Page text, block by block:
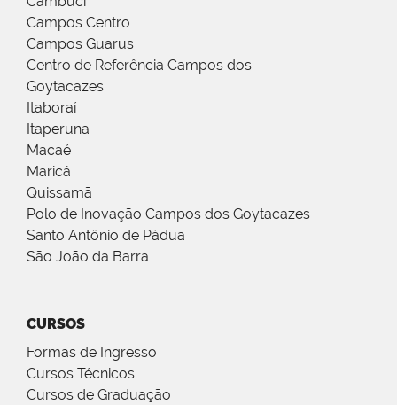
Campos Centro
Campos Guarus
Centro de Referência Campos dos
Goytacazes
Itaboraí
Itaperuna
Macaé
Maricá
Quissamã
Polo de Inovação Campos dos Goytacazes
Santo Antônio de Pádua
São João da Barra
CURSOS
Formas de Ingresso
Cursos Técnicos
Cursos de Graduação